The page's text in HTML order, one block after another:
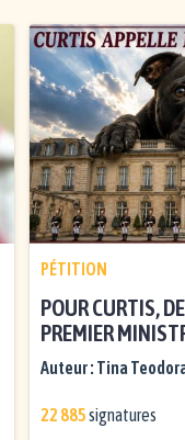
PÉTITION
POUR CURTIS,
PREMIER
Auteur : Tina
22 885signatures